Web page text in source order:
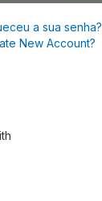
a sua senha?
New Account?